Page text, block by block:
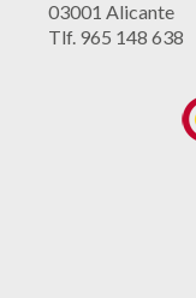
03001 Alicante
Tlf. 965 148 638